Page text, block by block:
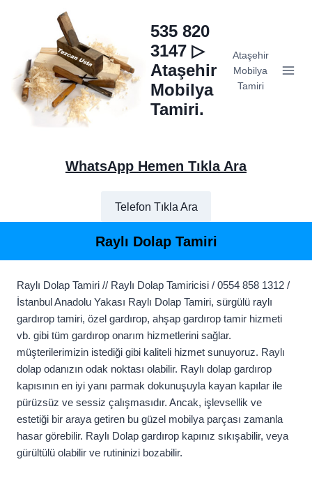
535 820
3147 ▷
Ataşehir
Mobilya
Tamiri.
Ataşehir
Mobilya
Tamiri
WhatsApp Hemen Tıkla Ara
Telefon Tıkla Ara
Raylı Dolap Tamiri
Raylı Dolap Tamiri // Raylı Dolap Tamiricisi / 0554 858 1312 /
İstanbul Anadolu Yakası Raylı Dolap Tamiri, sürgülü raylı
gardırop tamiri, özel gardırop, ahşap gardırop tamir hizmeti
vb. gibi tüm gardırop onarım hizmetlerini sağlar.
müşterilerimizin istediği gibi kaliteli hizmet sunuyoruz. Raylı
dolap odanızın odak noktası olabilir. Raylı dolap gardırop
kapısının en iyi yanı parmak dokunuşuyla kayan kapılar ile
pürüzsüz ve sessiz çalışmasıdır. Ancak, işlevsellik ve
estetiği bir araya getiren bu güzel mobilya parçası zamanla
hasar görebilir. Raylı Dolap gardırop kapınız sıkışabilir, veya
gürültülü olabilir ve rutininizi bozabilir.